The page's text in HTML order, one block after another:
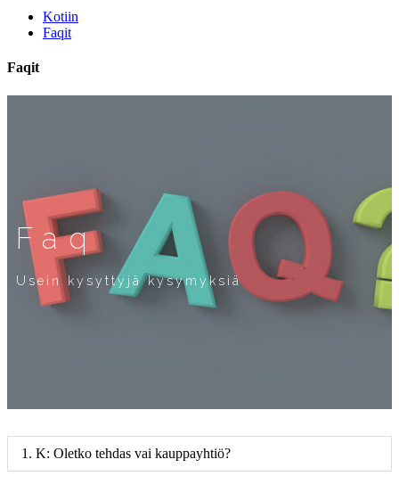
Kotiin
Faqit
Faqit
Faq
Usein kysyttyjä kysymyksiä
1. K: Oletko tehdas vai kauppayhtiö?